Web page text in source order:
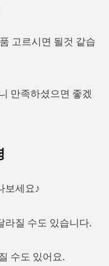
고르시면 될것 같습
만족하셨으면 좋겠
보세요♪
라질 수도 있습니다.
수도 있어요.